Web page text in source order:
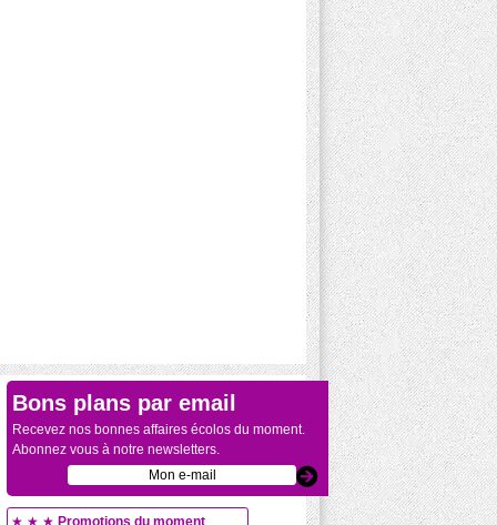
Bons plans par email
Recevez nos bonnes affaires écolos du moment.
Abonnez vous à notre newsletters.